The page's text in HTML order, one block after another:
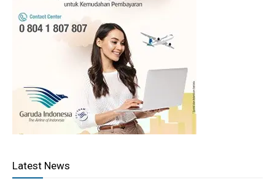
Latest News